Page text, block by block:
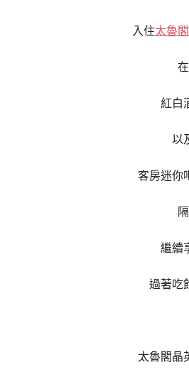
入住太魯
紅白
以
客房迷你
繼續
過著吃
太魯閣晶